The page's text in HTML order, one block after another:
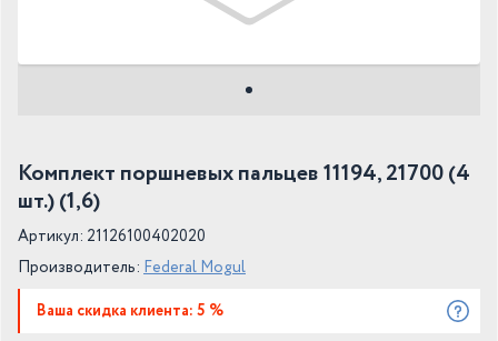
Комплект поршневых пальцев 11194, 21700 (4
шт.) (1,6)
Артикул: 21126100402020
Производитель: Federal Mogul
Ваша скидка клиента: 5 %